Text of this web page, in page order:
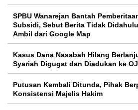
SPBU Wanarejan Bantah
Subsidi, Sebut Berita Tidak
Ambil dari Google Map
Kasus Dana Nasabah Hilang
Syariah Digugat dan Diadukan ke
Putusan Kembali Ditunda, Pihak
Konsistensi Majelis Hakim